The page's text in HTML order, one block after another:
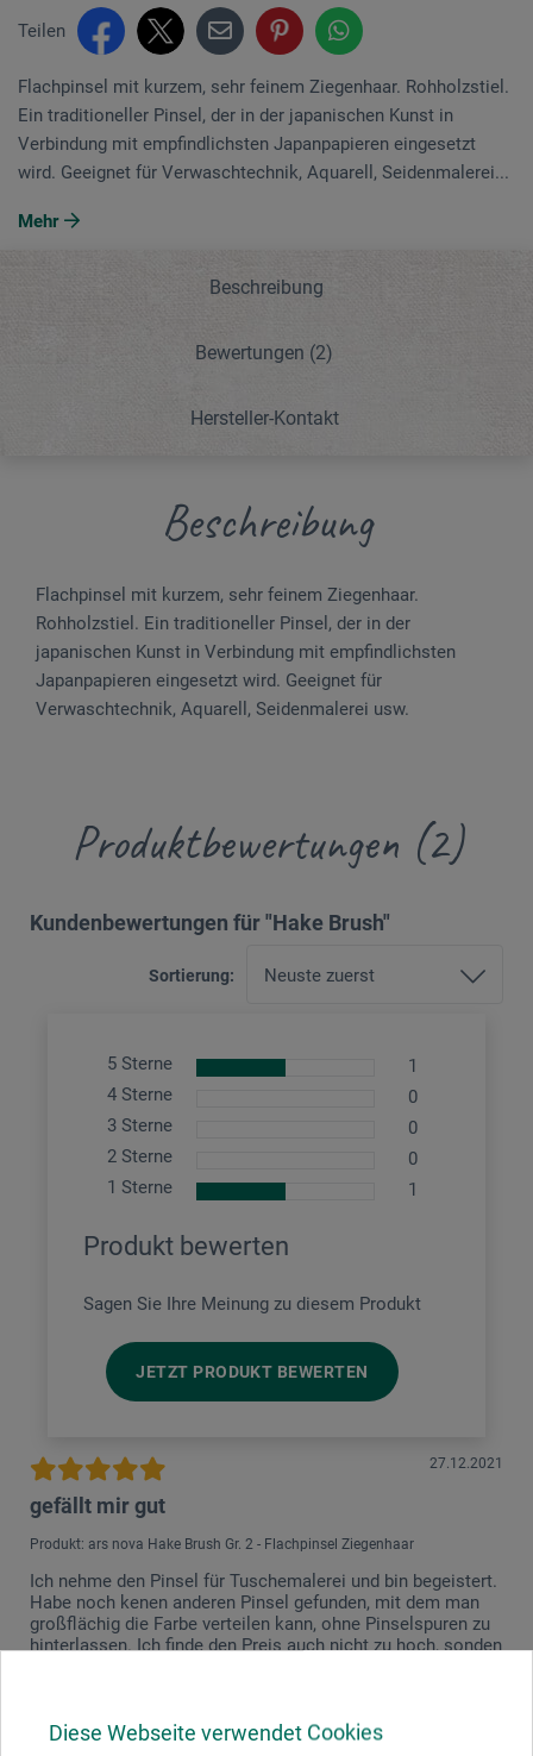
Diese Webseite verwendet Cookies
Teilen
Flach­pinsel mit kurzem, sehr feinem Ziegenhaar. Rohholzstiel.
Ein traditioneller Pinsel, der in der japanischen Kunst in
Verbindung mit empfindlichsten Japanpapieren eingesetzt
wird. Geeignet für Verwaschtechnik, Aquarell, Seidenmalerei...
Mehr
Beschreibung
Bewertungen (2)
Hersteller-Kontakt
Beschreibung
Flach­pinsel mit kurzem, sehr feinem Ziegenhaar.
Rohholzstiel. Ein traditioneller Pinsel, der in der
japanischen Kunst in Verbindung mit empfindlichsten
Japanpapieren eingesetzt wird. Geeignet für
Verwaschtechnik, Aquarell, Seidenmalerei usw.
Produktbewertungen (2)
Kundenbewertungen für "Hake Brush"
Sortierung:
5 Sterne
1
4 Sterne
0
3 Sterne
0
2 Sterne
0
1 Sterne
1
Produkt bewerten
Sagen Sie Ihre Meinung zu diesem Produkt
JETZT PRODUKT BEWERTEN
27.12.2021
gefällt mir gut
Produkt: ars nova Hake Brush Gr. 2 - Flachpinsel Ziegenhaar
Ich nehme den Pinsel für Tuschemalerei und bin begeistert.
Habe noch kenen anderen Pinsel gefunden, mit dem man
großflächig die Farbe verteilen kann, ohne Pinselspuren zu
hinterlassen. Ich finde den Preis auch nicht zu hoch, sonden